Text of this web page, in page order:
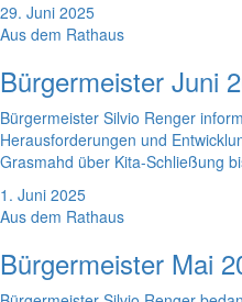
29. Juni 2025
Aus dem Rathaus
Bürgermeister Juni
Bürgermeister Silvio Renger
Herausforderungen und
Grasmahd über Kita-Schließung
1. Juni 2025
Aus dem Rathaus
Bürgermeister Mai